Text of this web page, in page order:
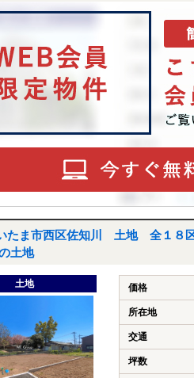
たま市西区佐知川 土地 全１８
土地
土地 価格
所在地
交通
坪数